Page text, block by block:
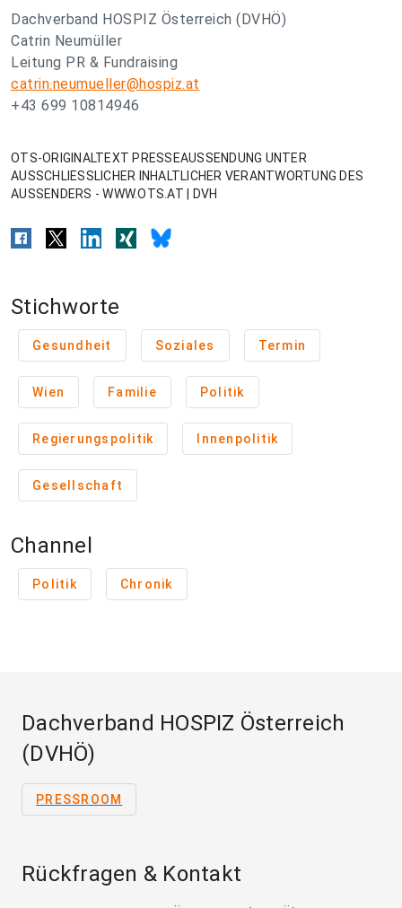
Dachverband HOSPIZ Österreich (DVHÖ)
Catrin Neumüller
Leitung PR & Fundraising
catrin.neumueller@hospiz.at
+43 699 10814946
OTS-ORIGINALTEXT PRESSEAUSSENDUNG UNTER
AUSSCHLIESSLICHER INHALTLICHER VERANTWORTUNG DES
AUSSENDERS - WWW.OTS.AT | DVH
Stichworte
Gesundheit Soziales Termin
Wien Familie Politik
Regierungspolitik Innenpolitik
Gesellschaft
Channel
Politik Chronik
Dachverband HOSPIZ Österreich
(DVHÖ)
PRESSROOM
Rückfragen & Kontakt